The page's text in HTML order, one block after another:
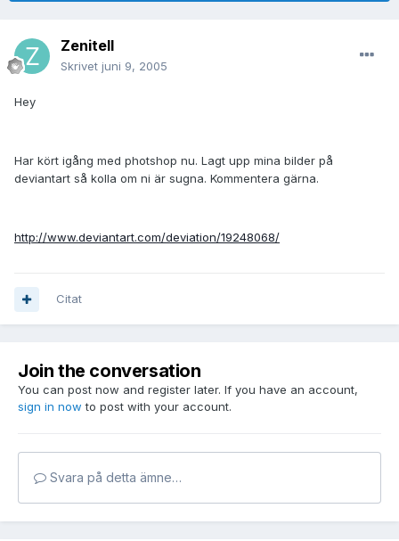
Zenitell
Skrivet juni 9, 2005
Hey
Har kört igång med photshop nu. Lagt upp mina bilder på
deviantart så kolla om ni är sugna. Kommentera gärna.
http://www.deviantart.com/deviation/19248068/
Citat
Join the conversation
You can post now and register later. If you have an account,
sign in now to post with your account.
Svara på detta ämne…